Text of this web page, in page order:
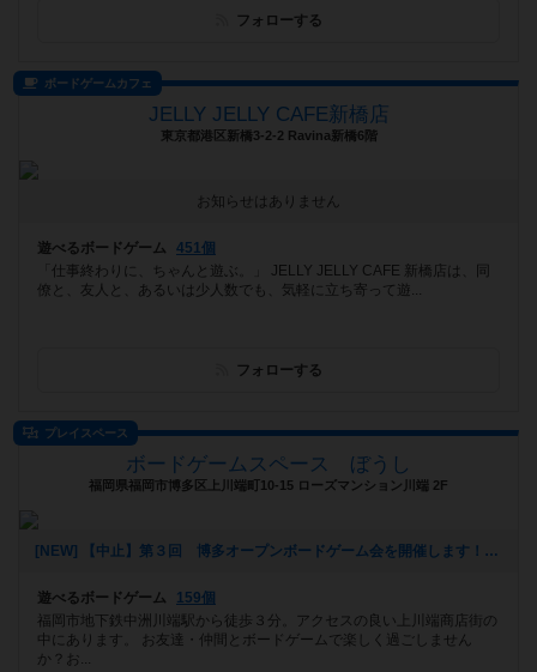
フォローする
ボードゲームカフェ
JELLY JELLY CAFE新橋店
東京都港区新橋3-2-2 Ravina新橋6階
お知らせはありません
遊べるボードゲーム
451個
「仕事終わりに、ちゃんと遊ぶ。」 JELLY JELLY CAFE 新橋店は、同
僚と、友人と、あるいは少人数でも、気軽に立ち寄って遊...
フォローする
プレイスペース
ボードゲームスペース ぼうし
福岡県福岡市博多区上川端町10-15 ローズマンション川端 2F
[NEW] 【中止】第３回 博多オープンボードゲーム会を開催します！（2026年03月03日 17時14分）
遊べるボードゲーム
159個
福岡市地下鉄中洲川端駅から徒歩３分。アクセスの良い上川端商店街の
中にあります。 お友達・仲間とボードゲームで楽しく過ごしません
か？お...